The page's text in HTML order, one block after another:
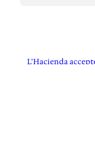
L’Hacienda